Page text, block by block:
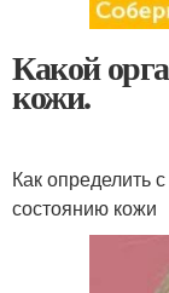
Какой
кожи.
Как определить
состоянию кожи